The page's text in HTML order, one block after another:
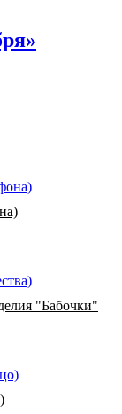
"Бабочки"